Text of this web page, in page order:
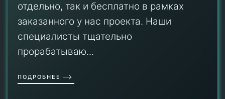
отдельно, так и бесплатно в рамках
заказанного у нас проекта. Наши
специалисты тщательно
прорабатываю...
ПОДРОБНЕЕ